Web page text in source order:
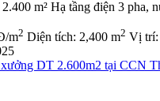
m² Hạ tầng điện 3 pha,
m2 Diện tích: 2,400 m2 Vị trí: